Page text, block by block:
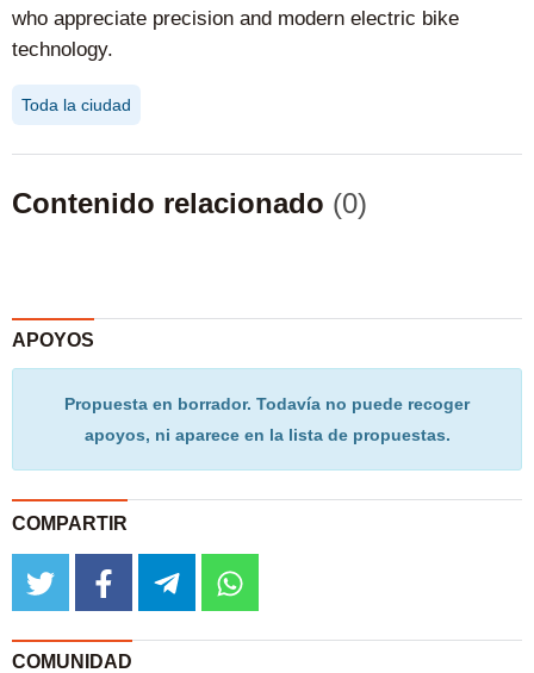
who appreciate precision and modern electric bike
technology.
Toda la ciudad
Contenido relacionado (0)
APOYOS
Propuesta en borrador. Todavía no puede recoger
apoyos, ni aparece en la lista de propuestas.
COMPARTIR
twitter facebook telegram
COMUNIDAD